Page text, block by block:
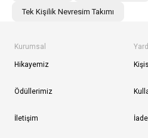
Tek Kişilik Nevresim Takımı
Kurumsal
Hikayemiz
Ödüllerimiz
İletişim